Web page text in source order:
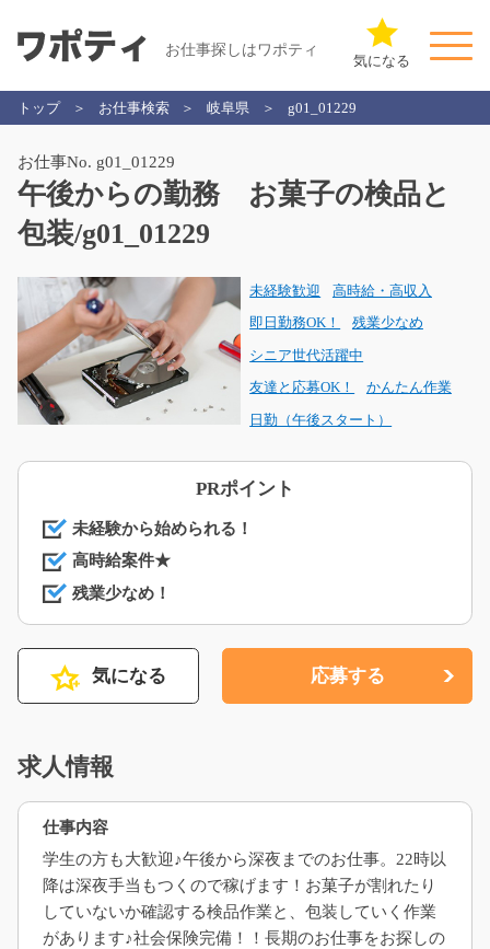
お仕事探しはワポティ
気になる
トップ お仕事検索 岐阜県 g01_01229
お仕事No. g01_01229
午後からの勤務 お菓子の検品と
包装/g01_01229
未経験歓迎 高時給・高収入
即日勤務OK！ 残業少なめ
シニア世代活躍中
友達と応募OK！ かんたん作業
日勤（午後スタート）
PRポイント
未経験から始められる！
高時給案件★
残業少なめ！
気になる 応募する
求人情報
仕事内容
学生の方も大歓迎♪午後から深夜までのお仕事。22時以
降は深夜手当もつくので稼げます！お菓子が割れたり
していないか確認する検品作業と、包装していく作業
があります♪社会保険完備！！長期のお仕事をお探しの